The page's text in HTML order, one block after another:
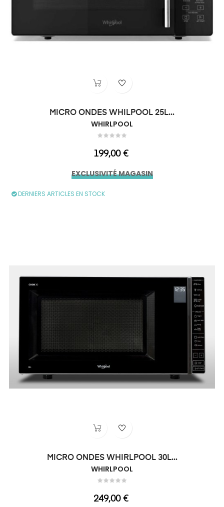
MICRO ONDES WHILPOOL 25L...
WHIRLPOOL
Prix
199,00 €
EXCLUSIVITÉ MAGASIN
DERNIERS ARTICLES EN STOCK
MICRO ONDES WHIRLPOOL 30L...
WHIRLPOOL
Prix
249,00 €